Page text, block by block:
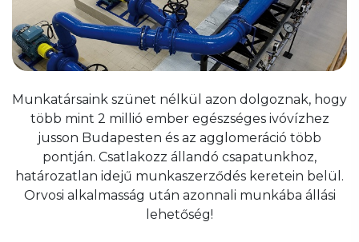
Munkatársaink szünet nélkül azon dolgoznak, hogy
több mint 2 millió ember egészséges ivóvízhez
jusson Budapesten és az agglomeráció több
pontján. Csatlakozz állandó csapatunkhoz,
határozatlan idejű munkaszerződés keretein belül.
Orvosi alkalmasság után azonnali munkába állási
lehetőség!